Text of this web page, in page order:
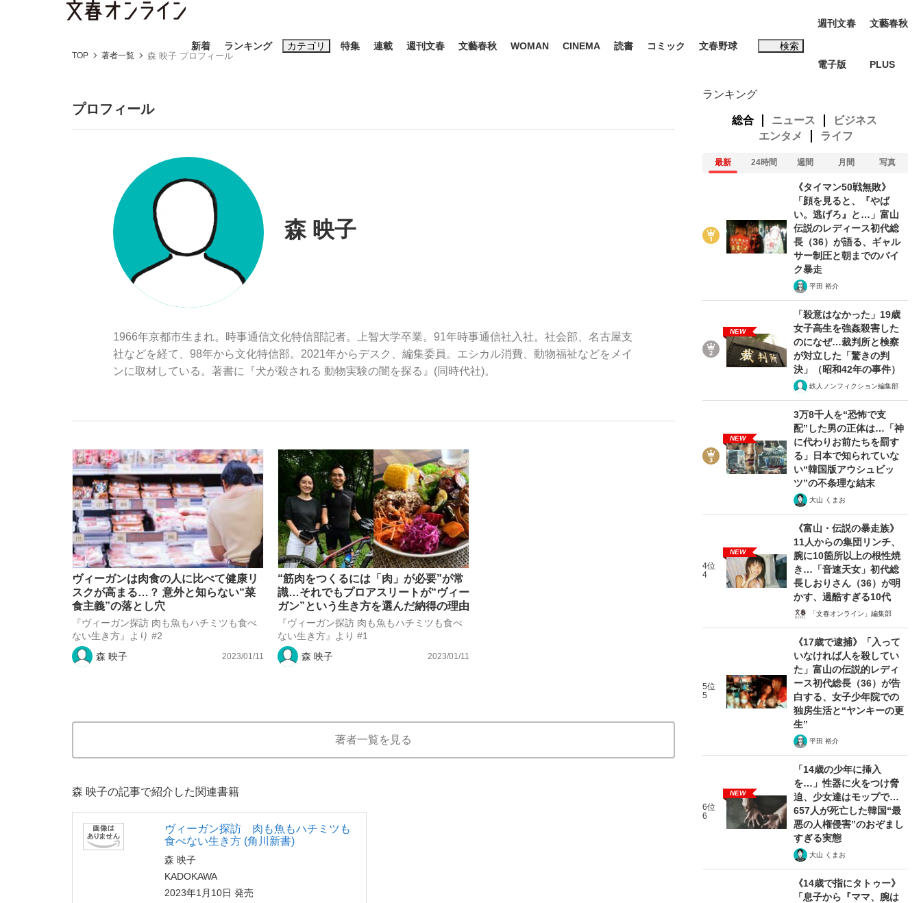
新着 ランキング カテゴリ
「90%は失敗する。でも…」本田圭佑が初めて明かした日本代表監督に... 「最悪の空気のまま解散」WBC日本代表“敗戦”の真実 選手が明かす...
「クマが悪者扱いされているのが悲しい」『北の国から』倉本聰氏（91...
「目標達成できなかったからと言って…」サッカー日本代表・森保一監督...
特集
終戦から81年
いまさら聞けない資産運用のすべて
the Style
もっと見る
連載 週刊文春 文藝春秋 WOMAN CINEMA 読書 コミック 文春野球 検索
おすすめのキーワードタグ一覧
#玉木雄一郎
週刊文春
電子版
文藝春秋
PLUS
TOP 著者一覧 森 映子 プロフィール
プロフィール
森 映子
1966年京都市生まれ。時事通信文化特信部記者。上智大学卒業。91年時事通信社入社。社会部、名古屋支
社などを経て、98年から文化特信部。2021年からデスク、編集委員。エシカル消費、動物福祉などをメイ
ンに取材している。著書に『犬が殺される 動物実験の闇を探る』(同時代社)。
ヴィーガンは肉食の人に比べて健康リ
スクが高まる…？ 意外と知らない“菜
食主義”の落とし穴
『ヴィーガン探訪 肉も魚もハチミツも食べ
ない生き方』より #2
森 映子
2023/01/11
“筋肉をつくるには「肉」が必要”が常
識…それでもプロアスリートが“ヴィー
ガン”という生き方を選んだ納得の理由
『ヴィーガン探訪 肉も魚もハチミツも食べ
ない生き方』より #1
森 映子
2023/01/11
著者一覧を見る
森 映子の記事で紹介した関連書籍
ヴィーガン探訪 肉も魚もハチミツも
食べない生き方 (角川新書)
森 映子
KADOKAWA
2023年1月10日 発売
ランキング
総合 ニュース
ビジネス
エンタメ
ライフ
最新 24時間 週間 月間 写真
《タイマン50戦無敗》
「顔を見ると、『やば
い。逃げろ』と…」富山
伝説のレディース初代総
長（36）が語る、ギャル
サー制圧と朝までのバイ
ク暴走
平田 裕介
NEW
「殺意はなかった」19歳
女子高生を強姦殺害した
のになぜ…裁判所と検察
が対立した「驚きの判
決」（昭和42年の事件）
鉄人ノンフィクション編集部
NEW
3万8千人を“恐怖で支
配”した男の正体は…「神
に代わりお前たちを罰す
る」日本で知られていな
い“韓国版アウシュビッ
ツ”の不条理な結末
大山 くまお
4位
4
NEW
《富山・伝説の暴走族》
11人からの集団リンチ、
腕に10箇所以上の根性焼
き…「音速天女」初代総
長しおりさん（36）が明
かす、過酷すぎる10代
「文春オンライン」編集部
5位
5
《17歳で逮捕》「入って
いなければ人を殺してい
た」富山の伝説的レディ
ース初代総長（36）が告
白する、女子少年院での
独房生活と“ヤンキーの更
生”
平田 裕介
6位
6
NEW
「14歳の少年に挿入
を…」性器に火をつけ脅
迫、少女達はモップで…
657人が死亡した韓国“最
悪の人権侵害”のおぞまし
すぎる実態
大山 くまお
《14歳で指にタトゥー》
「息子から『ママ、腕は